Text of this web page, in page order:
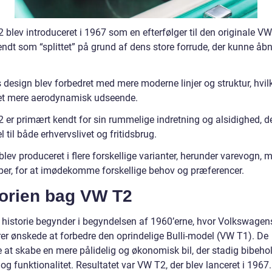
blev introduceret i 1967 som en efterfølger til den originale
som “splittet” på grund af dens store forrude, der kunne
design blev forbedret med mere moderne linjer og struktur,
mere aerodynamisk udseende.
er primært kendt for sin rummelige indretning og alsidighed,
til både erhvervslivet og fritidsbrug.
produceret i flere forskellige varianter, herunder varevogn,
for at imødekomme forskellige behov og præferencer.
bag VW T2
begynder i begyndelsen af 1960’erne, hvor
ønskede at forbedre den oprindelige Bulli-model (VW T1). De
at skabe en mere pålidelig og økonomisk bil, der stadig
funktionalitet. Resultatet var VW T2, der blev lanceret i 1967.